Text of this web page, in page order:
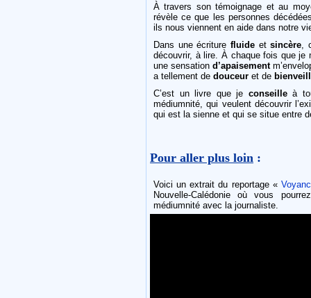
À travers son témoignage et au
révèle ce que les personnes
ils nous viennent en aide dans notre
Dans une écriture fluideetsincère ,
découvrir, à lire. À chaque fois que
une sensationd’apaisement
a tellement de douceur et de
C’est un livre que je conseilleà
médiumnité, qui veulent découvrir
qui est la sienne et qui se situe entre
Pour aller plus loin :
Voici un extrait du reportage «
Nouvelle-Calédonie où vous
médiumnité avec la journaliste.